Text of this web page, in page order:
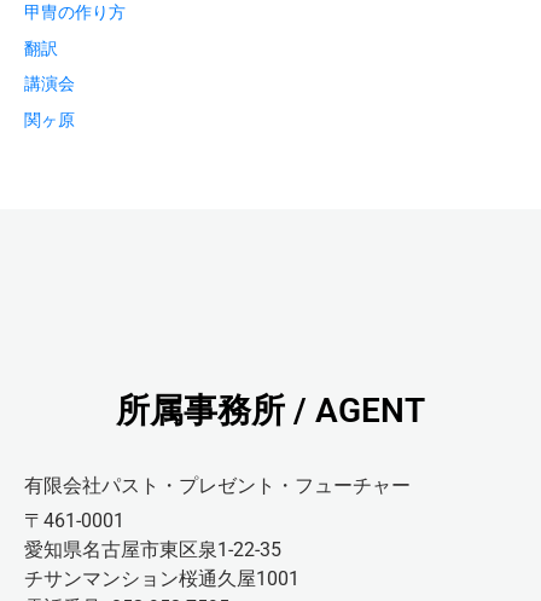
甲冑の作り方
翻訳
講演会
関ヶ原
所属事務所 / AGENT
有限会社パスト・プレゼント・フューチャー
〒461-0001
愛知県名古屋市東区泉1-22-35
チサンマンション桜通久屋1001